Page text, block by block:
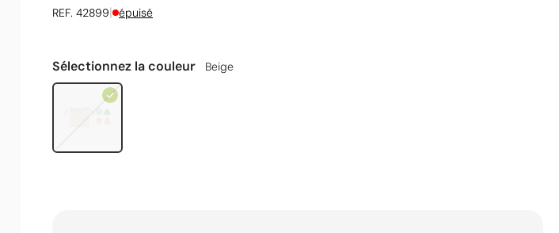
REF. 42899| épuisé
Sélectionnez la couleur Beige